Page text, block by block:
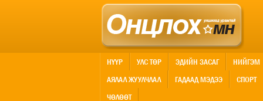
АШИГТ МАЛТМАЛ
НҮҮР УЛС ТӨР ЭДИЙН ЗАСАГ
НИЙГЭМ
АЯЛАЛ ЖУУЛЧЛАЛ
ГАДААД МЭДЭЭ
СПОРТ
ЧӨЛӨӨТ